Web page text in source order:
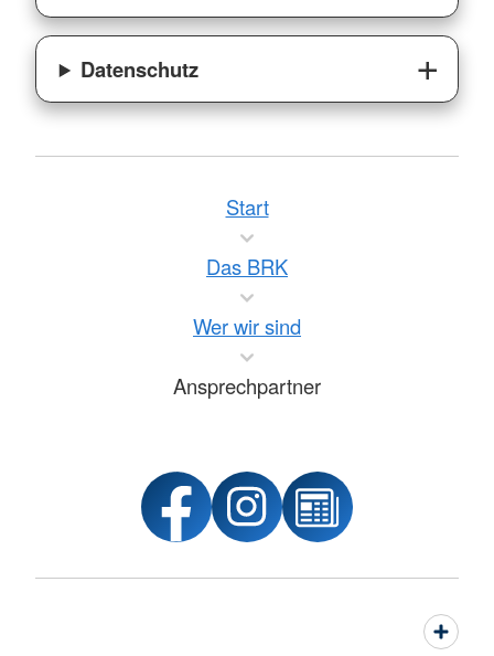
Datenschutz
Start
Das BRK
Wer wir sind
Ansprechpartner